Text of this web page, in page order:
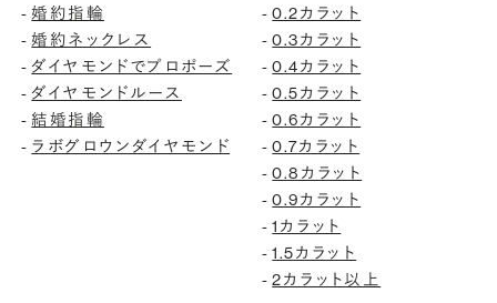
-婚約指輪
-婚約ネックレス
-ダイヤモンドでプロポーズ
-ダイヤモンドルース
-結婚指輪
- ラボグロウンダイヤモンド
-0.2カラット
-0.3カラット
-0.4カラット
-0.5カラット
-0.6カラット
-0.7カラット
-0.8カラット
-0.9カラット
-1カラット
-1.5カラット
-2カラット以上